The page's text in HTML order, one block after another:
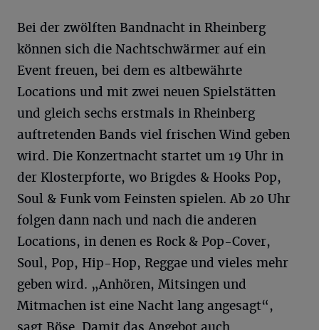
Bei der zwölften Bandnacht in Rheinberg
können sich die Nachtschwärmer auf ein
Event freuen, bei dem es altbewährte
Locations und mit zwei neuen Spielstätten
und gleich sechs erstmals in Rheinberg
auftretenden Bands viel frischen Wind geben
wird. Die Konzertnacht startet um 19 Uhr in
der Klosterpforte, wo Brigdes & Hooks Pop,
Soul & Funk vom Feinsten spielen. Ab 20 Uhr
folgen dann nach und nach die anderen
Locations, in denen es Rock & Pop-Cover,
Soul, Pop, Hip-Hop, Reggae und vieles mehr
geben wird. „Anhören, Mitsingen und
Mitmachen ist eine Nacht lang angesagt“,